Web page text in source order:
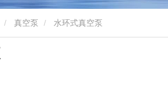
真空泵 水环式真空泵